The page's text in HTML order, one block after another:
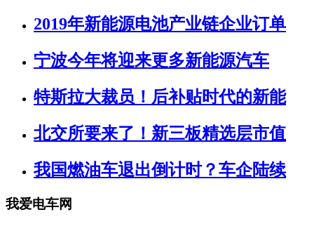
2019年新能源电池产业链企业订单
宁波今年将迎来更多新能源汽车
特斯拉大裁员！后补贴时代的新能
北交所要来了！新三板精选层市值
我国燃油车退出倒计时？车企陆续
我爱电车网